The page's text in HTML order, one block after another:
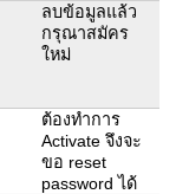
ลบข้อมูลแล้ว
กรุณาสมัคร
ใหม่
ต้องทำการ
Activate จึงจะ
ขอ reset
password ได้